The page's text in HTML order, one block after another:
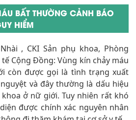
BẤT THƯỜNG CẢNH BÁO
HIỂM
, CKI Sản phụ khoa, Phòng
Cộng Đồng: Vùng kín chảy máu
còn được gọi là tình trạng xuất
và đây thường là dấu hiệu
ở nữ giới. Tuy nhiên rất khó
được chính xác nguyên nhân